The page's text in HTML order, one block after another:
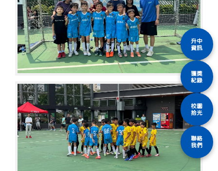
升中
資訊
獲獎
紀錄
校園
拾光
聯絡
我們